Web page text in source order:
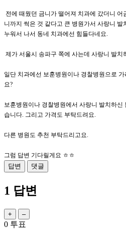
전에 때웠던 금니가 떨어져 치과에 갔더니
니까지 썩은 것 같다고 큰 병원가서 사랑니
누워서 나서 동네 치과에선 힘들다네요.
제가 서울시 송파구 쪽에 사는데 사랑니 발치
일단 치과에선 보훈병원이나 경찰병원으로
요?
보훈병원이나 경찰병원에서 사랑니 발치하
습니다. 그리고 가격도 부탁드려요.
다른 병원도 추천 부탁드리고요.
그럼 답변 기다릴게요 ㅎㅎ
1 답변
0 투표